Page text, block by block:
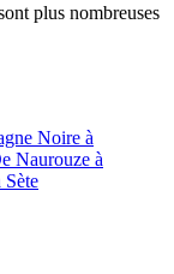
plus nombreuses
Noire à
Naurouze à
Sète